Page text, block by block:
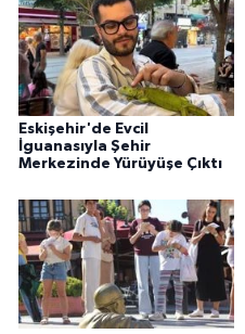
Eskişehir'de Evcil
İguanasıyla Şehir
Merkezinde Yürüyüşe Çıktı